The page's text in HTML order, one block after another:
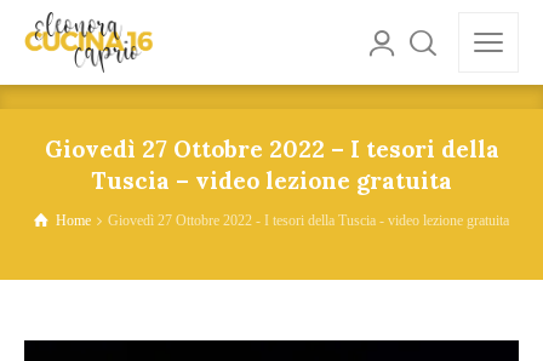
Giovedì 27 Ottobre 2022 – I tesori della
Tuscia – video lezione gratuita
Home Giovedì 27 Ottobre 2022 - I tesori della Tuscia - video lezione gratuita